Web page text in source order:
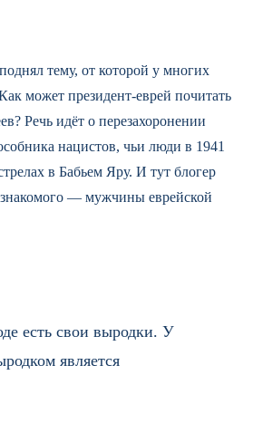
тему, от которой у многих
может президент-еврей почитать
Речь идёт о перезахоронении
нацистов, чьи люди в 1941
в Бабьем Яру. И тут блогер
знакомого — мужчины еврейской
есть свои выродки. У
является